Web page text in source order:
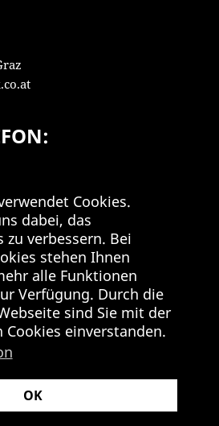
Cookies.
dabei, das
zu verbessern. Bei
stehen Ihnen
alle Funktionen
Verfügung. Durch die
sind Sie mit der
Cookies einverstanden.
OK